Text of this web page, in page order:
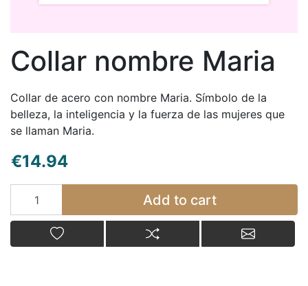
Collar nombre Maria
Collar de acero con nombre Maria. Símbolo de la
belleza, la inteligencia y la fuerza de las mujeres que
se llaman Maria.
€14.94
Add to cart
Add to wishlist Add to compare listEmail a